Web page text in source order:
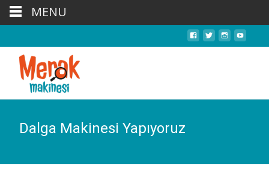
Dalga Makinesi Yapıyoruz
MENU